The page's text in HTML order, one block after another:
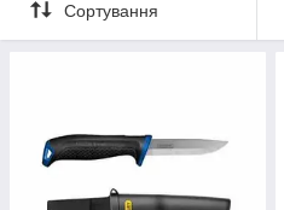
Сортування